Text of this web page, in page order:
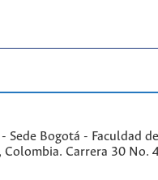
Bogotá - Faculdad
Carrera 30 No.